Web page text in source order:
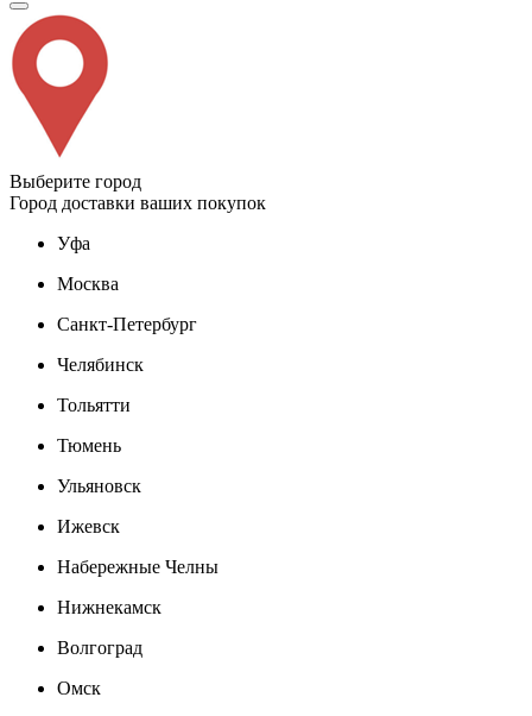
Выберите город
Город доставки ваших покупок
Уфа
Москва
Санкт-Петербург
Челябинск
Тольятти
Тюмень
Ульяновск
Ижевск
Набережные Челны
Нижнекамск
Волгоград
Омск